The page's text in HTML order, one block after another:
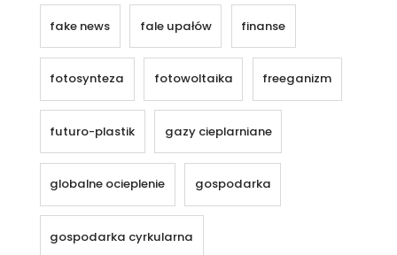
fake news fale upałów finanse
fotosynteza fotowoltaika freeganizm
futuro-plastik gazy cieplarniane
globalne ocieplenie gospodarka
gospodarka cyrkularna